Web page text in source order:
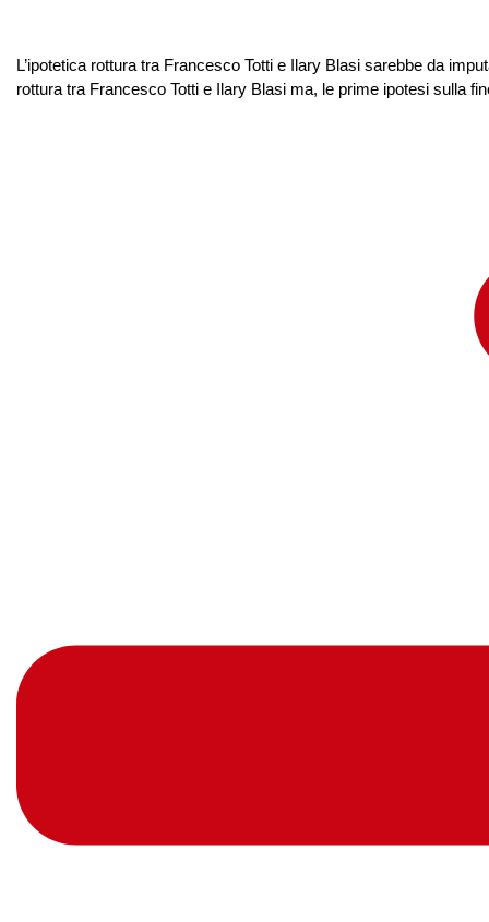
L’ipotetica rottura tra Francesco Totti e Ilary Blasi sarebbe da
rottura tra Francesco Totti e Ilary Blasi ma, le prime ipotesi sulla